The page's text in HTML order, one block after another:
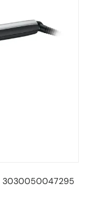
3030050047295